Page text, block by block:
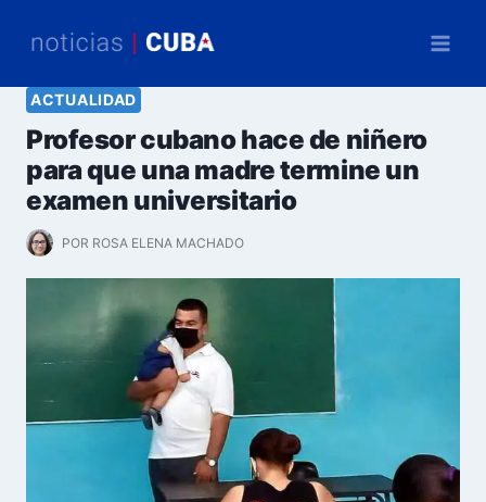
ACTUALIDAD
Profesor cubano hace de niñero
para que una madre termine un
examen universitario
POR ROSA ELENA MACHADO